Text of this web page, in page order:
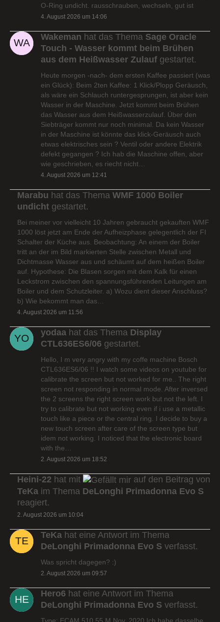
O-Ring undicht. rausschrauben, wechseln, gut ist
4. August 2026 um 14:06
Wakeman hat das Thema Sage Oracle
Touch - Wasser kommt beim Brühen
aus dem Heißwasser Zulauf gestartet.
Heute morgen -nach- dem ersten Kaffee passiert (was
ein Glück): Beim 2ten Kaffee: 1 Klick/Plopp Geräusch,
als wäre ein Schlauch runtergesprungen, ist aber kein
Wasser in der Maschine. Jetzt kommt beim Brühen
das Wasser aus dem Heißwasserzulauf. Über den
Siebträger kommt nur noch minimal. Da kein Wasser
in der Maschine ist könnte das klick-Geräusch auch
etwas elektrisches sein ? Ventil oder andere Elektrik
defekt gegangen ? Ich hab die Maschine offen, aber
wie geschrieben, es riecht nicht…
4. August 2026 um 12:41
Marabu hat das Thema WMF 1000 Boiler
undicht gestartet.
Bei meiner vor vielleicht 10 Jahren gebraucht gekauften WMF
1000 löst jetzt am Ende der Aufheizphase gelegentlich der FI
Schalter der Küche aus. Beobachtung: An einem der Boiler
tritt an der im Bild markierten Stelle zwischen Metall und
Dichtmasse Wasser aus und schäumt auf dem heißen Boiler
auf. Hypothese: Die Blasen sorgen mit dem Kalk für einen
Leckstrom zwischen den spannungsführenden Leitungen am
Boiler und dem Schutzleiter. a) Wozu dient dieser Anschluss?
b) Wie bekommt man das…
4. August 2026 um 11:56
yodaa hat das Thema Display
CTL636ES6/06 gestartet.
Hello, I m very angry with my coffe machine Bosch
CTL636ES6/06 !! I watch some videos on youtube for
calibrate the screen but not worked for me.. The right
screen not responding in normal mode. After inversed
the 2 screens the right screen work but not the left. I
try to calibrate but not working even if i use a metallic
touch like a piece or the central ring. I decide to buy a
new touch screen after care of the screen type but
idem not working. I noticed that the electronic board
with the…
2. August 2026 um 18:52
Heini-22 hat mit
auf den Beitrag von
TeKa im Thema DeLonghi Primadonna Evo S
reagiert.
2. August 2026 um 10:04
TeKa hat eine Antwort im Thema
DeLonghi Primadonna Evo S verfasst.
Was spricht dagegen? :)
2. August 2026 um 09:57
Hero6 hat eine Antwort im Thema
DeLonghi Primadonna Evo S verfasst.
Type: ECAM 510.55.M Nov. 2020 Ich habe dasselbe